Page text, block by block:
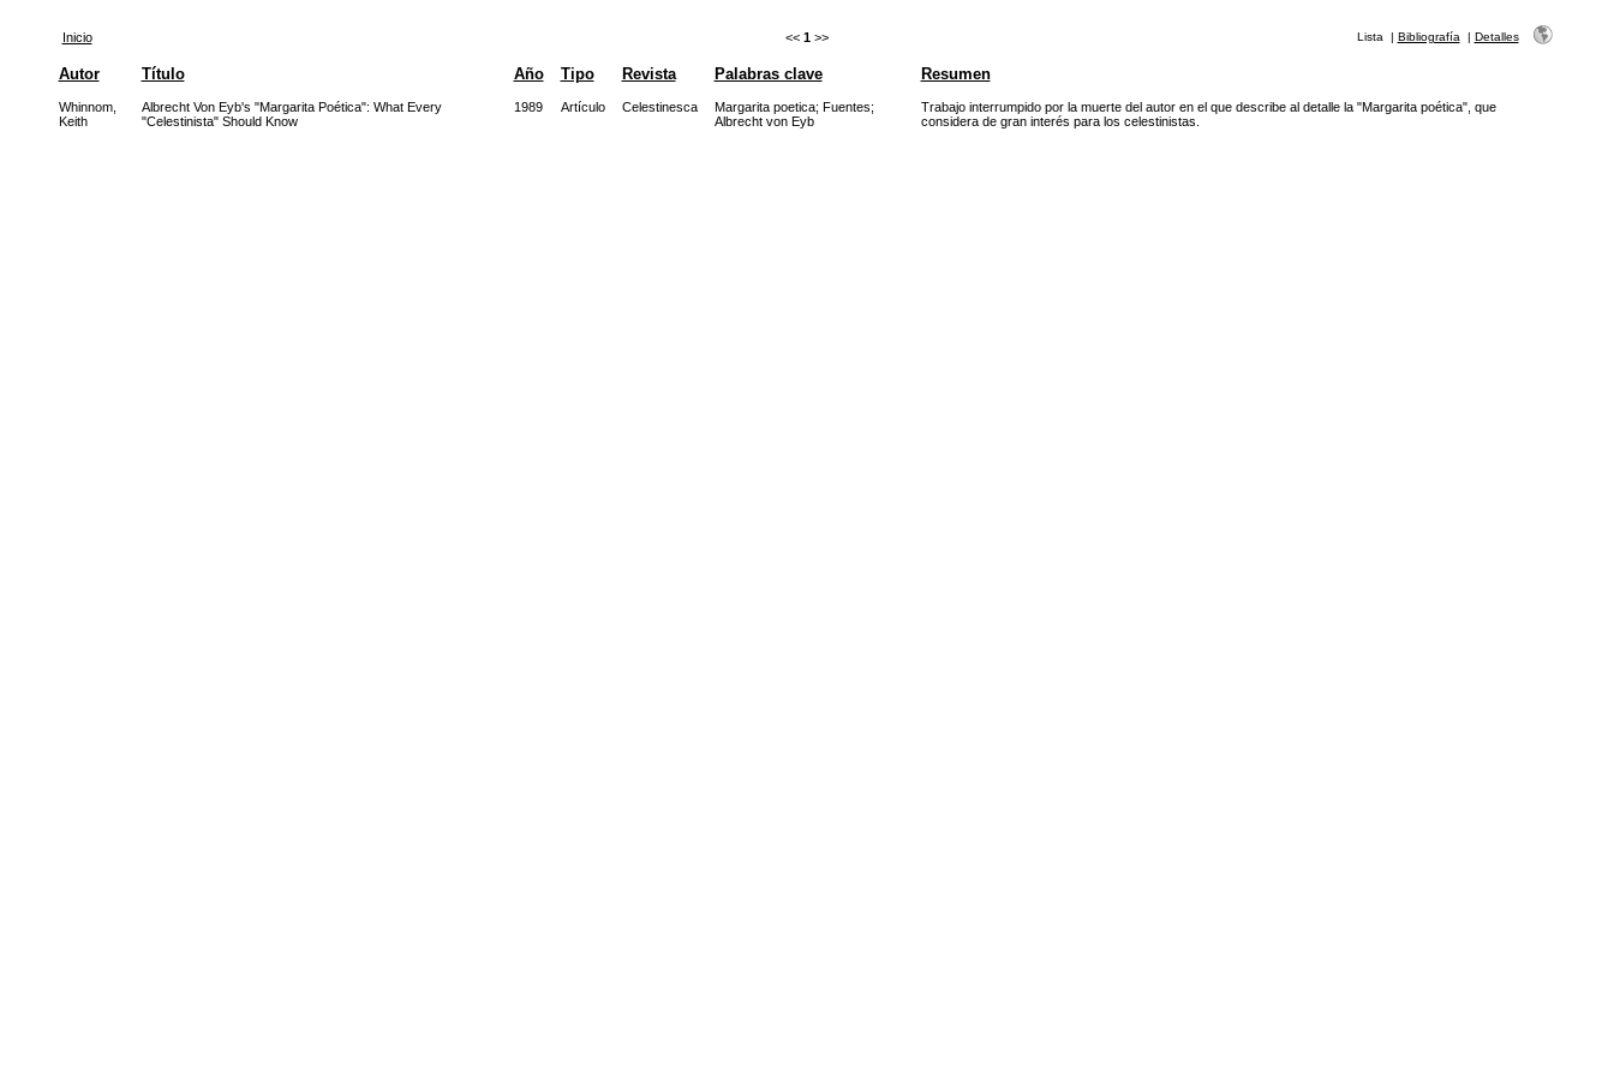
Inicio << 1 >> Lista | Bibliografía | Detalles
Autor Título Año Tipo Revista Palabras clave Resumen
Whinnom,
Keith
Albrecht Von Eyb's "Margarita Poética": What Every
"Celestinista" Should Know
1989 Artículo Celestinesca Margarita poetica; Fuentes;
Albrecht von Eyb
Trabajo interrumpido por la muerte del autor en el que describe al detalle la "Margarita poética", que
considera de gran interés para los celestinistas.